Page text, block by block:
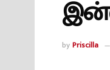
byPriscilla